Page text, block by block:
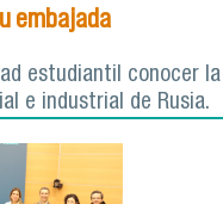
embajada
estudiantil conocer la
e industrial de Rusia.